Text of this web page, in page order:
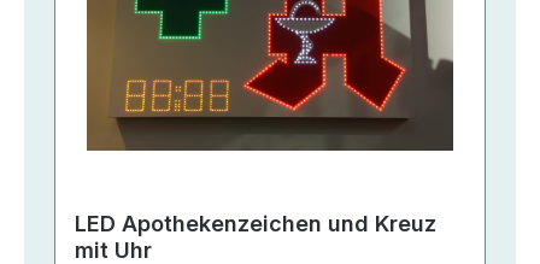
LED Apothekenzeichen und Kreuz
mit Uhr